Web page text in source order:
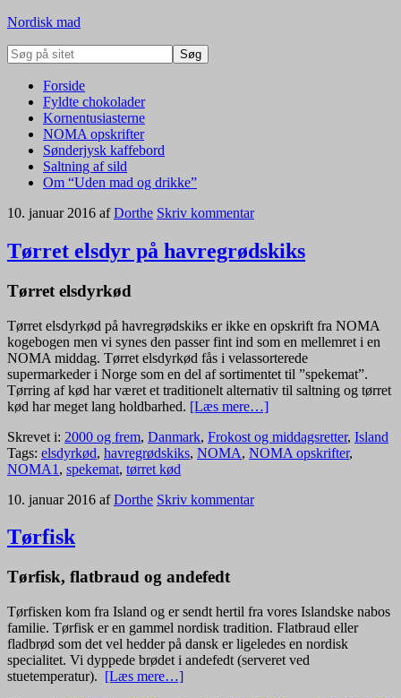
Nordisk mad
Forside
Fyldte chokolader
Kornentusiasterne
NOMA opskrifter
Sønderjysk kaffebord
Saltning af sild
Om “Uden mad og drikke”
10. januar 2016 afDorthe Skriv kommentar
Tørret elsdyr på havregrødskiks
Tørret elsdyrkød
Tørret elsdyrkød på havregrødskiks er ikke en opskrift fra NOMA
kogebogen men vi synes den passer fint ind som en mellemret i en
NOMA middag. Tørret elsdyrkød fås i velassorterede
supermarkeder i Norge som en del af sortimentet til ”spekemat”.
Tørring af kød har været et traditionelt alternativ til saltning og tørret
kød har meget lang holdbarhed. [Læs mere…]
Skrevet i: 2000 og frem, Danmark, Frokost og middagsretter, Island
Tags: elsdyrkød, havregrødskiks, NOMA, NOMA opskrifter,
NOMA1 , spekemat, tørret kød
10. januar 2016 afDorthe Skriv kommentar
Tørfisk
Tørfisk, flatbraud og andefedt
Tørfisken kom fra Island og er sendt hertil fra vores Islandske nabos
familie. Tørfisk er en gammel nordisk tradition. Flatbraud eller
fladbrød som det vel hedder på dansk er ligeledes en nordisk
specialitet. Vi dyppede brødet i andefedt (serveret ved
stuetemperatur). [Læs mere…]